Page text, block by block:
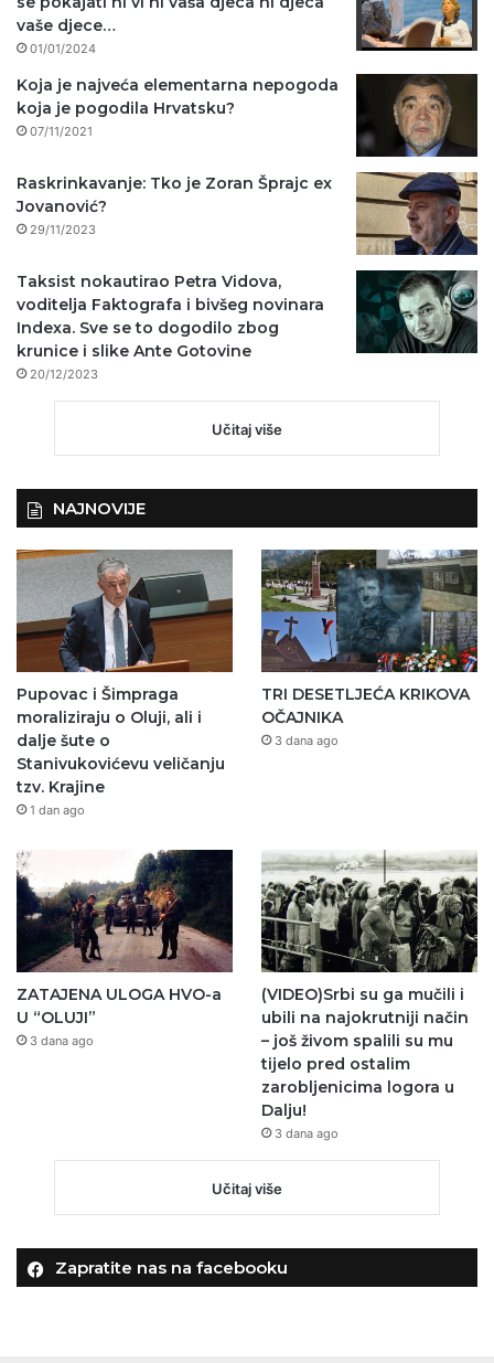
vaše djece…
01/01/2024
Koja je najveća elementarna nepogoda
koja je pogodila Hrvatsku?
07/11/2021
Raskrinkavanje: Tko je Zoran Šprajc ex
Jovanović?
29/11/2023
Taksist nokautirao Petra Vidova,
voditelja Faktografa i bivšeg novinara
Indexa. Sve se to dogodilo zbog
krunice i slike Ante Gotovine
20/12/2023
Učitaj više
NAJNOVIJE
Pupovac i Šimpraga
moraliziraju o Oluji, ali i
dalje šute o
Stanivukovićevu veličanju
tzv. Krajine
1 dan ago
TRI DESETLJEĆA KRIKOVA
OČAJNIKA
3 dana ago
ZATAJENA ULOGA HVO-a
U “OLUJI”
3 dana ago
(VIDEO)Srbi su ga mučili i
ubili na najokrutniji način
– još živom spalili su mu
tijelo pred ostalim
zarobljenicima logora u
Dalju!
3 dana ago
Učitaj više
Zapratite nas na facebooku